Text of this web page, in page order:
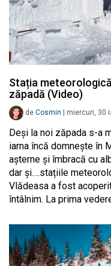
Stația
zăpadă (Video)
de Cosmin miercuri, 30
Deși la noi zăpada s-a
iarna încă domnește în
așterne și îmbracă cu
dar și….stațiile
Vlădeasa a fost
întâlnim. La prima